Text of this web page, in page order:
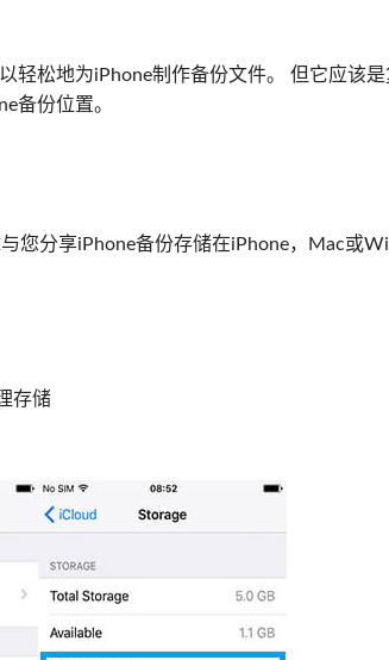
轻松地为iPhone制作备份文件。 但它应该
备份位置。
您分享iPhone备份存储在iPhone，Mac或
存储